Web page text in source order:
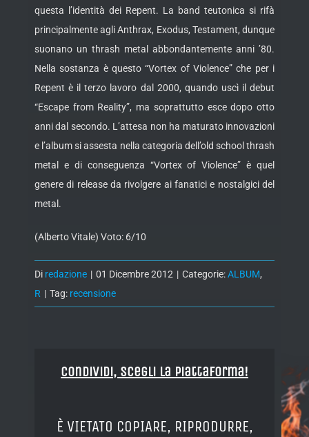
questa l’identità dei Repent. La band teutonica si rifà
principalmente agli Anthrax, Exodus, Testament, dunque
suonano un thrash metal abbondantemente anni ’80.
Nella sostanza è questo “Vortex of Violence” che per i
Repent è il terzo lavoro dal 2000, quando uscì il debut
“Escape from Reality”, ma soprattutto esce dopo otto
anni dal secondo. L’attesa non ha maturato innovazioni
e l’album si assesta nella categoria dell’old school thrash
metal e di conseguenza “Vortex of Violence” è quel
genere di release da rivolgere ai fanatici e nostalgici del
metal.
(Alberto Vitale) Voto: 6/10
Di redazione | 01 Dicembre 2012 | Categorie:ALBUM,
R | Tag: recensione
Condividi, Scegli la piattaforma!
È VIETATO COPIARE, RIPRODURRE,